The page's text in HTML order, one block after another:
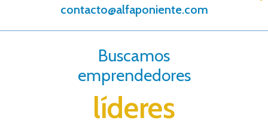
contacto@alfaponiente.com
Buscamos
emprendedores
líderes